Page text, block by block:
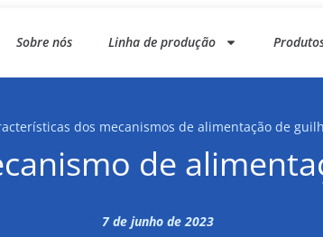
Sobre nós Linha de produção
dos mecanismos de alimentação de
de
7 de junho de 2023